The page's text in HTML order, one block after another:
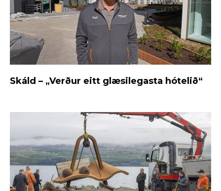
Skáld – „Verður eitt glæsilegasta hótelið“